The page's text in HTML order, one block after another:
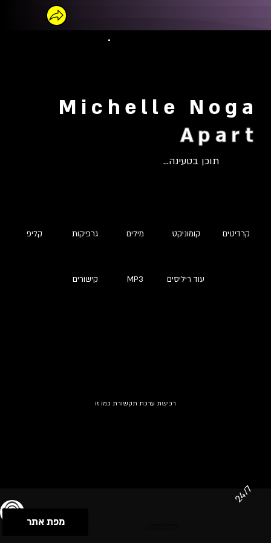
Michelle Noga
Apart
תוכן בטעינה...
קליפ גרפיקות מילים קומוניקט קרדיטים
קישורים MP3 עוד ריליסים
רכישת ערכת תקשורת כמו זו
מפת אתר
24/7